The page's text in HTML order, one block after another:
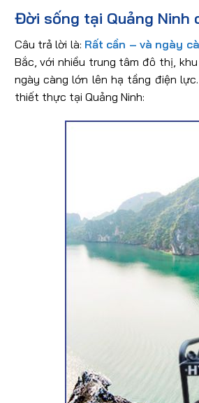
Đời sống tại Quảng Ninh
Câu trả lời là: Rất cần – và ngày
Bắc, với nhiều trung tâm đô thị,
ngày càng lớn lên hạ tầng điện
thiết thực tại Quảng Ninh: